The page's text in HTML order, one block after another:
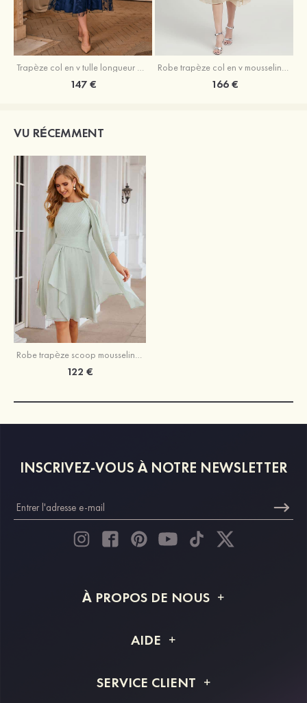
Trapèze col en v tulle longueur mollet robe de mère de la mariée avec appliqué paillettes ceinture
147 €
Robe trapèze col en v mousseline longueur mollet robe de mère de la mariée avec perle
166 €
VU RÉCEMMENT
Robe trapèze scoop mousseline longueur genou robe de mère de la mariée avec plissé veste
122 €
INSCRIVEZ-VOUS À NOTRE NEWSLETTER
À PROPOS DE NOUS
Livraison
AIDE
Retour et remboursement
SERVICE CLIENT